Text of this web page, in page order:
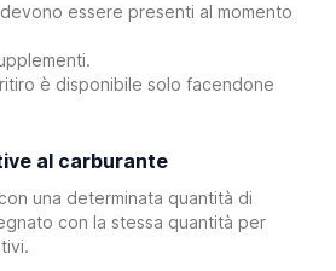
essere presenti al momento
è disponibile solo facendone
al carburante
una determinata quantità di
con la stessa quantità per